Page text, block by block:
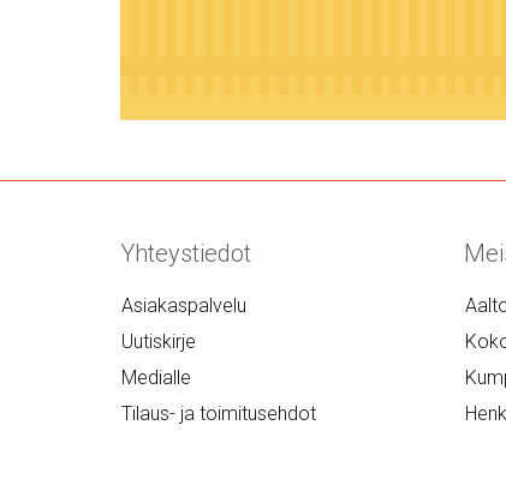
Yhteystiedot
Asiakaspalvelu
Uutiskirje
Medialle
Tilaus- ja toimitusehdot